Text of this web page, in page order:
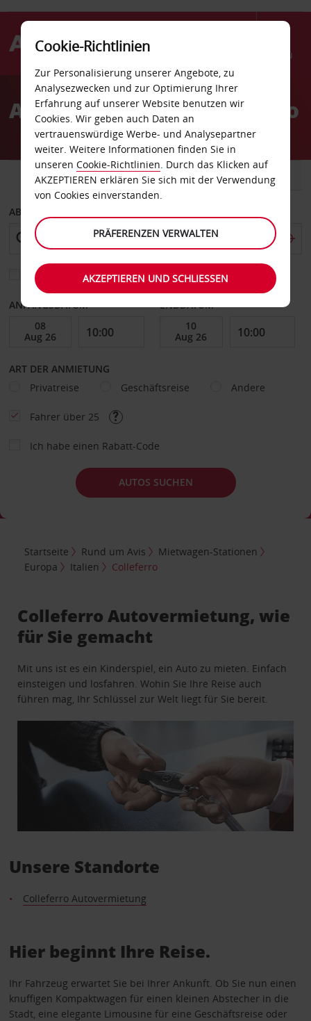
Menü
AvisAutovermietung Colleferro
FAHRZEUG TRANSPORTER
ABHOLEN VON
Eine andere Rückgabestation auswählen
ANFANGSDATUM ENDDATUM
ART DER ANMIETUNG
Privatreise
Geschäftsreise Andere
Fahrer über 25
Ich habe einen Rabatt-Code
AUTOS SUCHEN
Startseite Rund um Avis
Mietwagen-Stationen
Europa
Italien Colleferro
Colleferro Autovermietung, wie
für Sie gemacht
Mit uns ist es ein Kinderspiel, ein Auto zu mieten. Einfach
einsteigen und losfahren. Wohin Sie Ihre Reise auch
führen mag, Ihr Schlüssel zur Welt liegt für Sie bereit.
Unsere Standorte
Colleferro Autovermietung
Hier beginnt Ihre Reise.
Ihr Fahrzeug erwartet Sie bei Ihrer Ankunft. Ob Sie nun einen
knuffigen Kompaktwagen für einen kleinen Abstecher in die
Stadt, eine elegante Limousine für eine Geschäftsreise oder
Cookie-Richtlinien
Zur Personalisierung unserer Angebote, zu
Analysezwecken und zur Optimierung Ihrer
Erfahrung auf unserer Website benutzen wir
Cookies. Wir geben auch Daten an
vertrauenswürdige Werbe- und Analysepartner
weiter. Weitere Informationen finden Sie in
unseren Cookie-Richtlinien. Durch das Klicken auf
AKZEPTIEREN erklären Sie sich mit der Verwendung
von Cookies einverstanden.
PRÄFERENZEN VERWALTEN
AKZEPTIEREN UND SCHLIESSEN